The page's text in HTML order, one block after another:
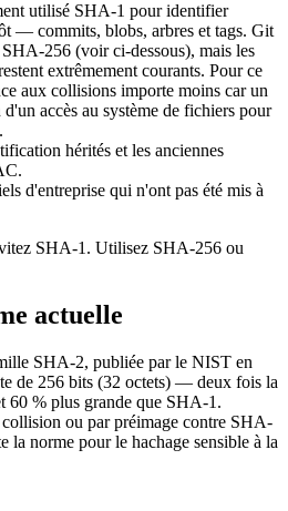
utilisé SHA-1 pour identifier
— commits, blobs, arbres et tags. Git
256 (voir ci-dessous), mais les
extrêmement courants. Pour ce
aux collisions importe moins car un
accès au système de fichiers pour
hérités et les anciennes
d'entreprise qui n'ont pas été mis à
SHA-1. Utilisez SHA-256 ou
actuelle
SHA-2, publiée par le NIST en
de 256 bits (32 octets) — deux fois la
60 % plus grande que SHA-1.
ou par préimage contre SHA-
la norme pour le hachage sensible à la